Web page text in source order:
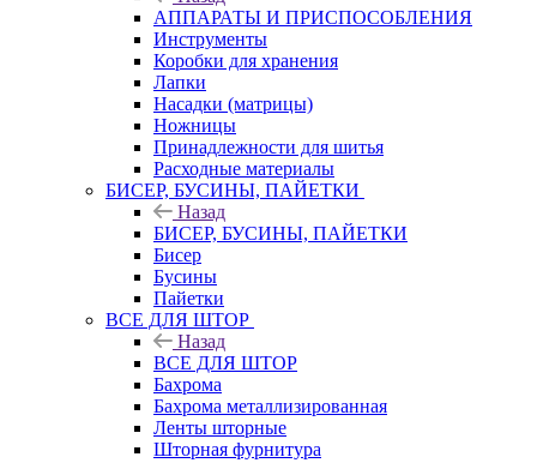
АППАРАТЫ И ПРИСПОСОБЛЕНИЯ
Инструменты
Коробки для хранения
Лапки
Насадки (матрицы)
Ножницы
Принадлежности для шитья
Расходные материалы
БИСЕР, БУСИНЫ, ПАЙЕТКИ
Назад
БИСЕР, БУСИНЫ, ПАЙЕТКИ
Бисер
Бусины
Пайетки
ВСЕ ДЛЯ ШТОР
Назад
ВСЕ ДЛЯ ШТОР
Бахрома
Бахрома металлизированная
Ленты шторные
Шторная фурнитура